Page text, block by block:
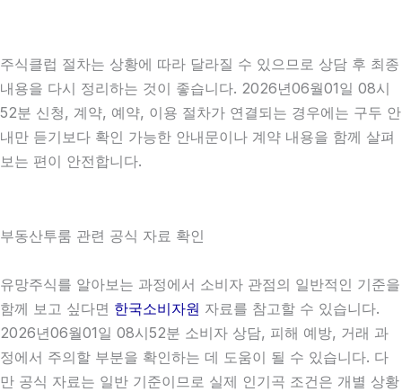
주식클럽 절차는 상황에 따라 달라질 수 있으므로 상담 후 최종
내용을 다시 정리하는 것이 좋습니다. 2026년06월01일 08시
52분 신청, 계약, 예약, 이용 절차가 연결되는 경우에는 구두 안
내만 듣기보다 확인 가능한 안내문이나 계약 내용을 함께 살펴
보는 편이 안전합니다.
부동산투룸 관련 공식 자료 확인
유망주식를 알아보는 과정에서 소비자 관점의 일반적인 기준을
함께 보고 싶다면 한국소비자원 자료를 참고할 수 있습니다.
2026년06월01일 08시52분 소비자 상담, 피해 예방, 거래 과
정에서 주의할 부분을 확인하는 데 도움이 될 수 있습니다. 다
만 공식 자료는 일반 기준이므로 실제 인기곡 조건은 개별 상황